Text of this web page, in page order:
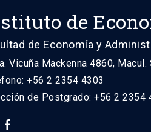
de
de Economía y
Vicuña Mackenna 4860, Macul.
+56 2 2354 4303
de Postgrado: +56 2 2354